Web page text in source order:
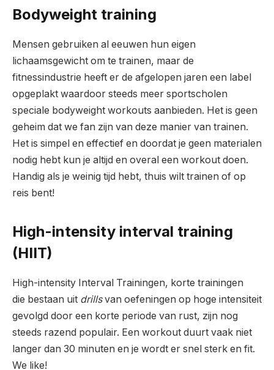
Bodyweight training
Mensen gebruiken al eeuwen hun eigen
lichaamsgewicht om te trainen, maar de
fitnessindustrie heeft er de afgelopen jaren een label
opgeplakt waardoor steeds meer sportscholen
speciale bodyweight workouts aanbieden. Het is geen
geheim dat we fan zijn van deze manier van trainen.
Het is simpel en effectief en doordat je geen materialen
nodig hebt kun je altijd en overal een workout doen.
Handig als je weinig tijd hebt, thuis wilt trainen of op
reis bent!
High-intensity interval training
(HIIT)
High-intensity Interval Trainingen, korte trainingen
die bestaan uit drillsvan oefeningen op hoge intensiteit
gevolgd door een korte periode van rust, zijn nog
steeds razend populair. Een workout duurt vaak niet
langer dan 30 minuten en je wordt er snel sterk en fit.
We like!